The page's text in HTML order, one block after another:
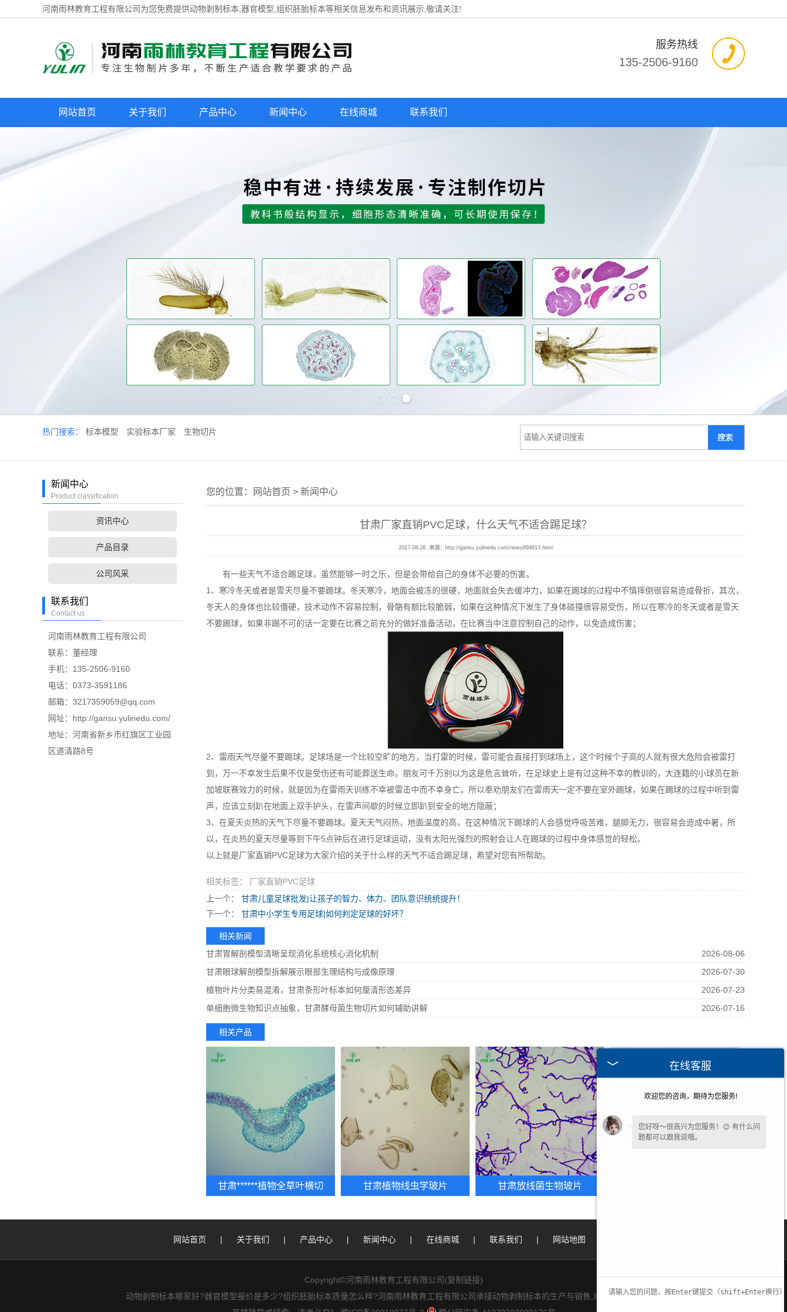
河南雨林教育工程有限公司为您免费提供动物剥制标本 ,器官模型,组织胚胎标本等相关信息发布和资讯展示,敬请关注!
服务热线
135-2506-9160
网站首页 关于我们 产品中心 新闻中心 在线商城 联系我们
热门搜索： 标本模型 实验标本厂家 生物切片
新闻中心
Product classification
资讯中心
产品目录
公司风采
联系我们
Contact us
河南雨林教育工程有限公司
联系：董经理
手机：135-2506-9160
电话：0373-3591186
邮箱：3217359059@qq.com
网址：http://gansu.yulinedu.com/
地址：河南省新乡市红旗区工业园
区道清路8号
您的位置： 网站首页 > 新闻中心
甘肃厂家直销PVC足球，什么天气不适合踢足球？
2017-08-26 来源： http://gansu.yulinedu.com/news894813.html
有一些天气不适合踢足球，虽然能够一时之乐，但是会带给自己的身体不必要的伤害。
1、寒冷冬天或者是雪天尽量不要踢球。冬天寒冷，地面会被冻的很硬，地面就会失去缓冲力，如果在踢球的过程中不慎摔倒很容易造成骨折，其次，
冬天人的身体也比较僵硬，技术动作不容易控制，骨骼有额比较脆弱，如果在这种情况下发生了身体碰撞很容易受伤，所以在寒冷的冬天或者是雪天
不要踢球，如果非踢不可的话一定要在比赛之前充分的做好准备活动，在比赛当中注意控制自己的动作，以免造成伤害；
2、雷雨天气尽量不要踢球。足球场是一个比较空旷的地方，当打雷的时候，雷可能会直接打到球场上，这个时候个子高的人就有很大危险会被雷打
到，万一不幸发生后果不仅是受伤还有可能葬送生命。朋友可千万别以为这是危言耸听，在足球史上是有过这种不幸的教训的，大连籍的小球员在新
加坡联赛效力的时候，就是因为在雷雨天训练不幸被雷击中而不幸身亡。所以奉劝朋友们在雷雨天一定不要在室外踢球，如果在踢球的过程中听到雷
声，应该立刻趴在地面上双手护头，在雷声间歇的时候立即趴到安全的地方隐蔽；
3、在夏天炎热的天气下尽量不要踢球。夏天天气闷热，地面温度的高，在这种情况下踢球的人会感觉呼吸苦难，腿脚无力，很容易会造成中暑，所
以，在炎热的夏天尽量等到下午5点钟后在进行足球运动，没有太阳光强烈的照射会让人在踢球的过程中身体感觉的轻松。
以上就是厂家直销PVC足球为大家介绍的关于什么样的天气不适合踢足球，希望对您有所帮助。
相关标签： 厂家直销PVC足球
上一个：
甘肃儿童足球批发|让孩子的智力、体力、团队意识统统提升！
下一个：
甘肃中小学生专用足球|如何判定足球的好坏？
相关新闻
甘肃胃解剖模型清晰呈现消化系统核心消化机制
2026-08-06
甘肃眼球解剖模型拆解展示眼部生理结构与成像原理
2026-07-30
植物叶片分类易混淆，甘肃条形叶标本如何厘清形态差异
2026-07-23
单细胞微生物知识点抽象，甘肃酵母菌生物切片如何辅助讲解
2026-07-16
相关产品
甘肃******植物全草叶横切 甘肃植物线虫学玻片 甘肃放线菌生物玻片
网站首页 | 关于我们 | 产品中心 | 新闻中心 | 在线商城 | 联系我们 | 网站地图
Copyright©河南雨林教育工程有限公司(复制链接)
动物剥制标本哪家好?器官模型报价是多少?组织胚胎标本质量怎么样?河南雨林教育工程有限公司承接动物剥制标本的生产与销售,欢迎大家来电咨询!
在线客服
欢迎您的咨询，期待为您服务!
您好呀～很高兴为您服务！😊 有什么问
题都可以跟我说哦。